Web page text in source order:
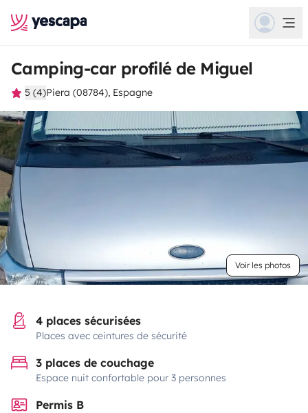
Camping-car profilé de Miguel
5 (4)Piera (08784), Espagne
Voir les photos
4 places sécurisées
Places avec ceintures de sécurité
3 places de couchage
Espace nuit confortable pour 3 personnes
Permis B